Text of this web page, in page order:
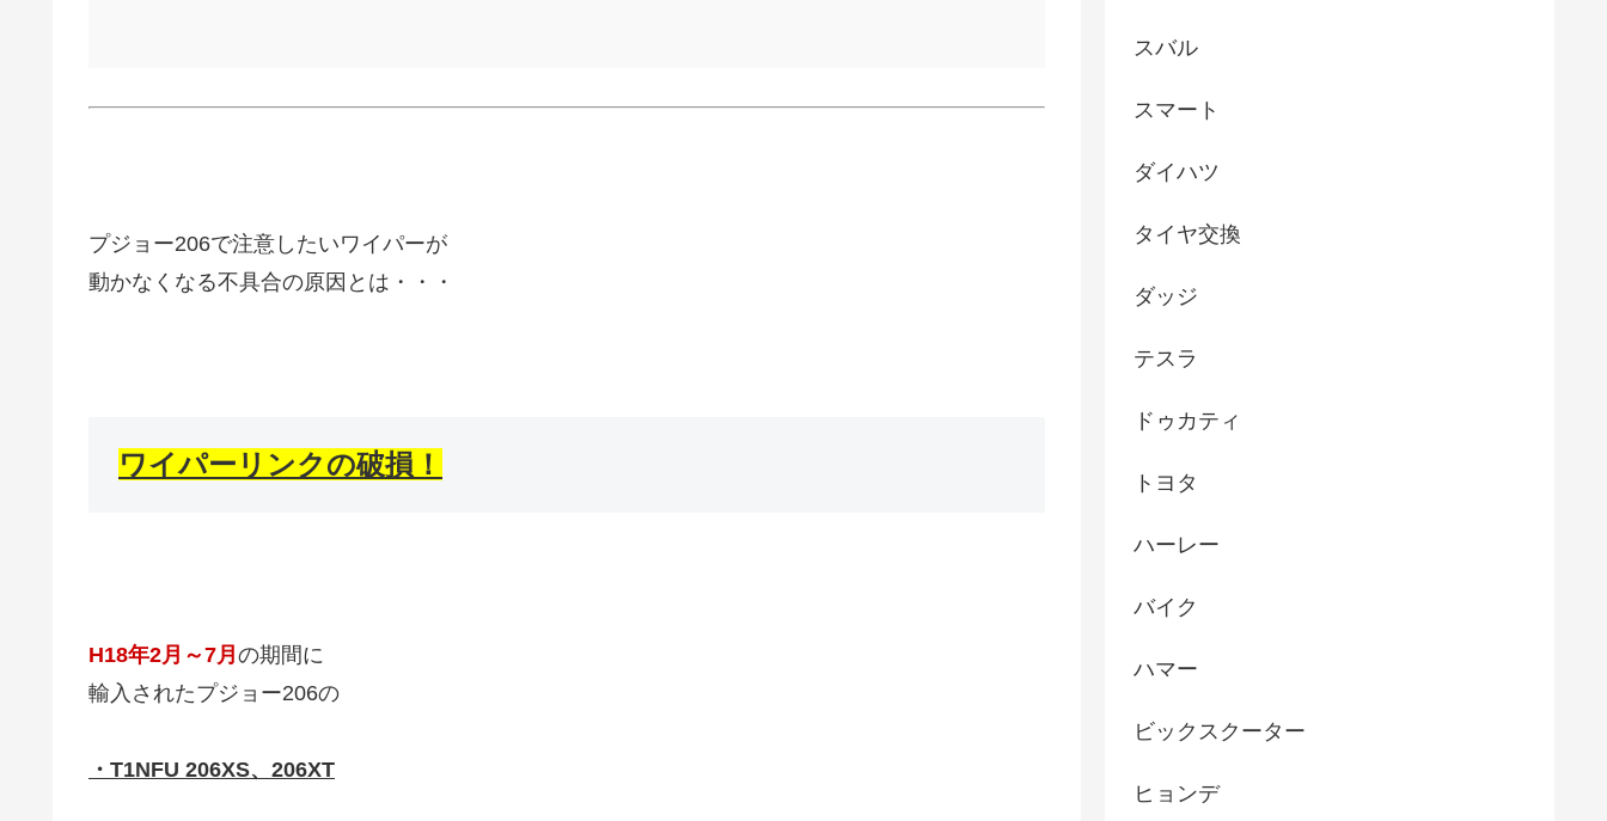
プジョー206で注意したいワイパーが
動かなくなる不具合の原因とは・・・
ワイパーリンクの破損！
H18年2月～7月 の期間に
輸入されたプジョー206の
・T1NFU 206XS、206XT
スバル
スマート
ダイハツ
タイヤ交換
ダッジ
テスラ
ドゥカティ
トヨタ
ハーレー
バイク
ハマー
ビックスクーター
ヒョンデ